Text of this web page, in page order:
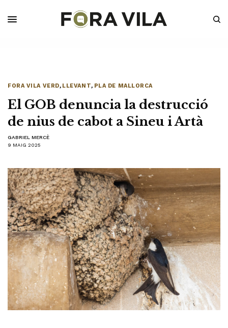
FORA VILA VERD, LLEVANT, PLA DE MALLORCA
El GOB denuncia la destrucció
de nius de cabot a Sineu i Artà
GABRIEL MERCÈ
9 MAIG 2025